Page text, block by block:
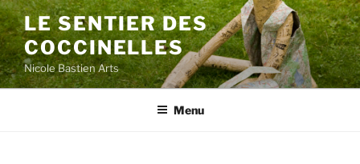
Aller
au
contenu
principal
LE SENTIER DES
COCCINELLES
Nicole Bastien Arts
Menu